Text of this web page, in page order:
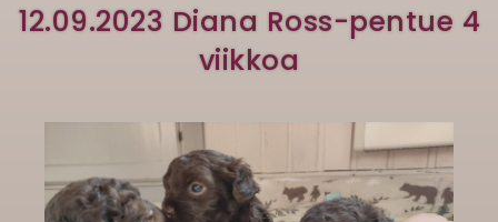
12.09.2023 Diana Ross-pentue 4
viikkoa